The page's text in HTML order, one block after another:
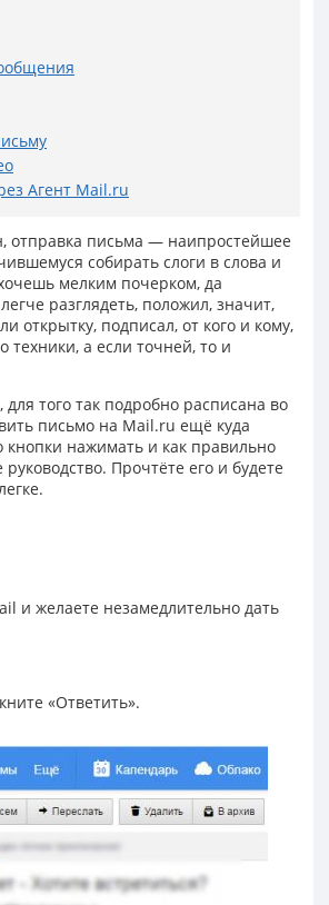
Агент Mail.ru
отправка письма — наипростейшее
собирать слоги в слова и
мелким почерком, да
разглядеть, положил, значит,
открытку, подписал, от кого и кому,
техники, а если точней, то и
того так подробно расписана во
письмо на Mail.ru ещё куда
кнопки нажимать и как правильно
Прочтёте его и будете
и желаете незамедлительно дать
«Ответить».